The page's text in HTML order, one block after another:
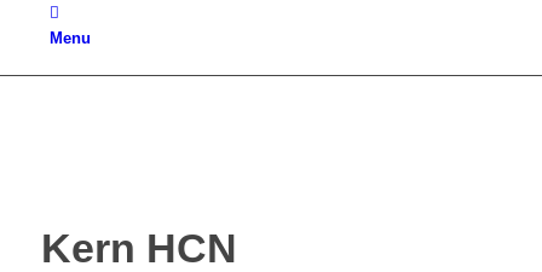
Menu
Kern HCN